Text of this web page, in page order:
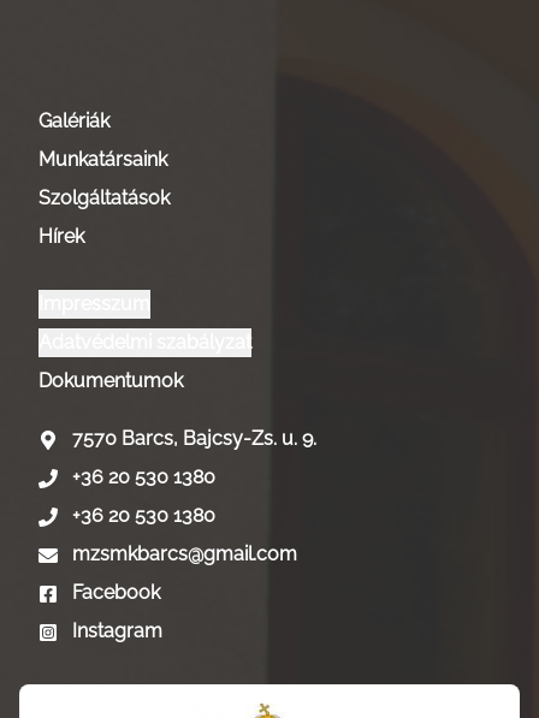
Galériák
Munkatársaink
Szolgáltatások
Hírek
Dokumentumok
7570 Barcs, Bajcsy-Zs. u. 9.
+36 20 530 1380
+36 20 530 1380
mzsmkbarcs@gmail.com
Facebook
Instagram